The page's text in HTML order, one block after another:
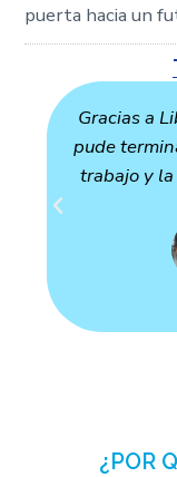
puerta hacia un
Gracias a
pude
trabajo y
¿POR